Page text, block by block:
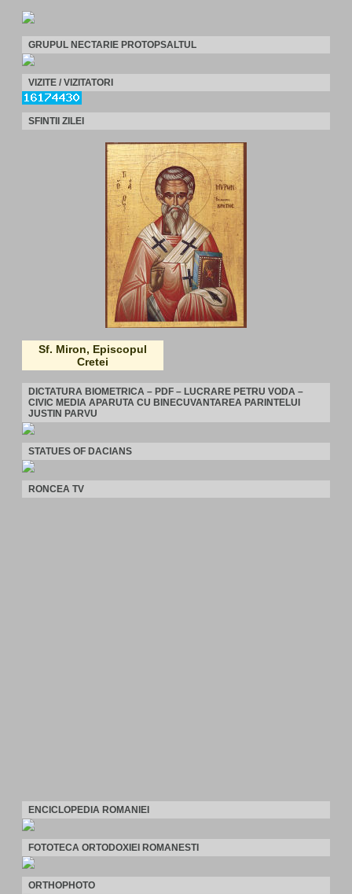
GRUPUL NECTARIE PROTOPSALTUL
VIZITE / VIZITATORI
SFINTII ZILEI
Sf. Miron, Episcopul
Cretei
DICTATURA BIOMETRICA – PDF – LUCRARE PETRU VODA –
CIVIC MEDIA APARUTA CU BINECUVANTAREA PARINTELUI
JUSTIN PARVU
STATUES OF DACIANS
RONCEA TV
ENCICLOPEDIA ROMANIEI
FOTOTECA ORTODOXIEI ROMANESTI
ORTHOPHOTO